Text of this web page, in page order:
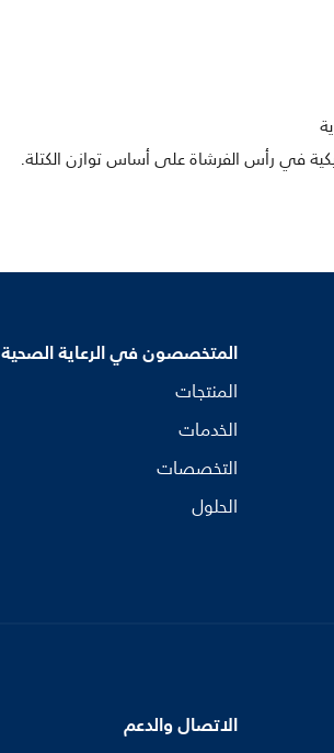
في رأس الفرشاة على أساس توازن الكتلة.
المتخصصون في الرعاية الصحية
المنتجات
الخدمات
التخصصات
الحلول
الاتصال والدعم